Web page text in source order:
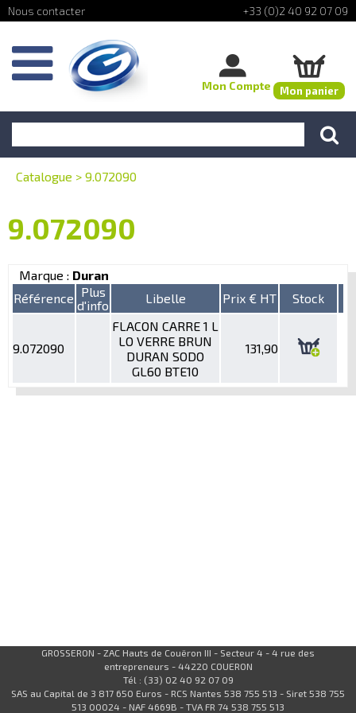
+33 (0)2 40 92 07 09
Mon Compte Mon panier
Catalogue > 9.072090
9.072090
Marque : Duran
Référence Plus
d'info
Libelle Prix € HT Stock
9.072090
FLACON CARRE 1 L
LO VERRE BRUN
DURAN SODO
GL60 BTE10
131,90
GROSSERON - ZAC Hauts de Couëron III - Secteur 4 - 4 rue des
entrepreneurs - 44220 COUERON
Tél : (33) 02 40 92 07 09
SAS au Capital de 3 817 650 Euros - RCS Nantes 538 755 513 - Siret 538 755
513 00024 - NAF 4669B - TVA FR 74 538 755 513